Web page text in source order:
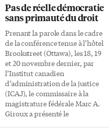
Pas de réelle démocratie
sans primauté du droit
Prenant la parole dans le cadre
de la conférence tenue à l’hôtel
Brookstreet (Ottawa), les 18, 19
et 20 novembre dernier, par
l’Institut canadien
d’administration de la justice
(ICAJ), le commissaire à la
magistrature fédérale Marc A.
Giroux a présenté le